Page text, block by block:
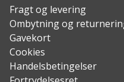
Rygpude
Justerbare
Daisy-chain og D-ring
sikring af
mm.
Reflekterende detaljer
Fragt og levering
Ombytning og
Gavekort
Cookies
Handelsbetingelser